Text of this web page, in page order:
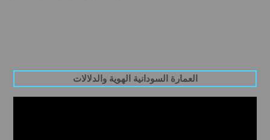
العمارة السودانية الهوية والدلالات